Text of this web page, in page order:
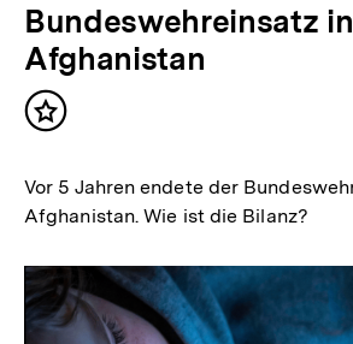
Bundeswehreinsatz in
Afghanistan
Inhalt
Vor 5 Jahren endete der
Afghanistan. Wie ist die Bilanz?